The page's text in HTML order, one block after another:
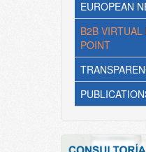
EUROPEAN
B2B VIRTUAL
POINT